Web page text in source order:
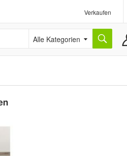
Verkaufen
Alle Kategorien